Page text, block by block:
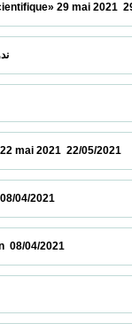
scientifique» 29
22 mai 2021
08/04/2021
08/04/
04/2021